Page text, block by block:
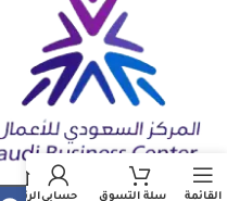
القائمة سلة التسوق حسابيالرئيسية